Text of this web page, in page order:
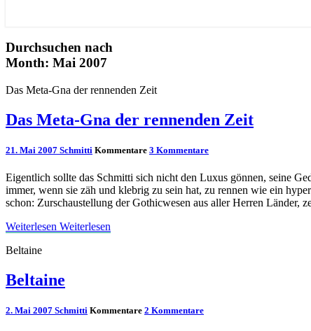
Durchsuchen nach
Month: Mai 2007
Das Meta-Gna der rennenden Zeit
Das Meta-Gna der rennenden Zeit
21. Mai 2007 Schmitti Kommentare 3 Kommentare
Eigentlich sollte das Schmitti sich nicht den Luxus gönnen, seine
immer, wenn sie zäh und klebrig zu sein hat, zu rennen wie ein
schon: Zurschaustellung der Gothicwesen aus aller Herren Länder,
Weiterlesen Weiterlesen
Beltaine
Beltaine
2. Mai 2007 Schmitti Kommentare 2 Kommentare